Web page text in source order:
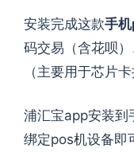
安装完成这款手
码交易（含花呗）
（主要用于芯片
浦汇宝app安装到
绑定pos机设备即